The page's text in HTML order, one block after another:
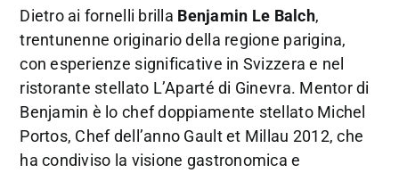
Dietro ai fornelli brilla Benjamin Le Balch,
trentunenne originario della regione parigina,
con esperienze significative in Svizzera e nel
ristorante stellato L’Aparté di Ginevra. Mentor di
Benjamin è lo chef doppiamente stellato Michel
Portos, Chef dell’anno Gault et Millau 2012, che
ha condiviso la visione gastronomica e